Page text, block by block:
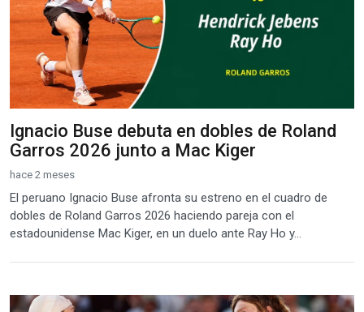
Ignacio Buse debuta en dobles de Roland
Garros 2026 junto a Mac Kiger
hace 2 meses
El peruano Ignacio Buse afronta su estreno en el cuadro de
dobles de Roland Garros 2026 haciendo pareja con el
estadounidense Mac Kiger, en un duelo ante Ray Ho y...